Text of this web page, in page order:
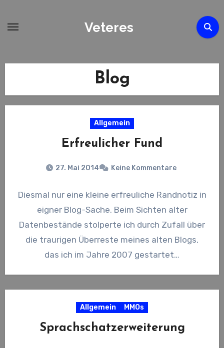
Veteres
Blog
Allgemein
Erfreulicher Fund
27. Mai 2014 Keine Kommentare
Diesmal nur eine kleine erfreuliche Randnotiz in
eigner Blog-Sache. Beim Sichten alter
Datenbestände stolperte ich durch Zufall über
die traurigen Überreste meines alten Blogs,
das ich im Jahre 2007 gestartet…
Allgemein MMOs
Sprachschatzerweiterung